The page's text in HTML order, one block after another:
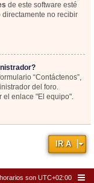
de este software esté
no recibir
“Contáctenos”,
del foro.
el enlace "El equipo".
IR A
son UTC+02:00